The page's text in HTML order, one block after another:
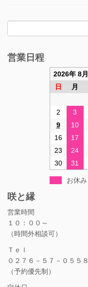
検
索:
営業日程
2026年 8月
日
月
2
3
9
10
16
17
23
24
30
31
お休み
咲と縁
営業時間
１０：００～
（時間外相談可）
Ｔｅｌ
０２７６－５７－０５５８
（予約優先制）